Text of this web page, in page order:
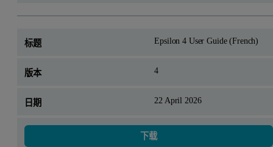
Epsilon 4 User Guide (French)
4
22 April 2026
下载